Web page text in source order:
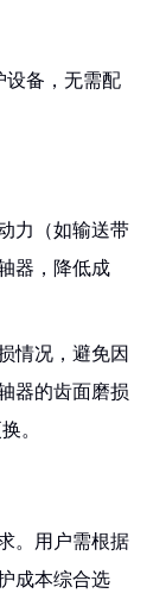
设备，无需配
力（如输送带
器，降低成
情况，避免因
器的齿面磨损
。
。用户需根据
成本综合选